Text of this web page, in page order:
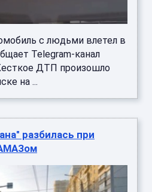
с людьми влетел в
Telegram-канал
ДТП произошло
на ...
разбилась при